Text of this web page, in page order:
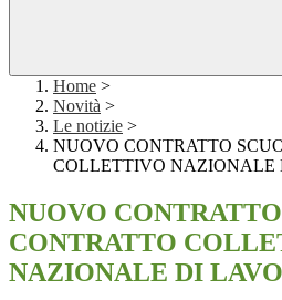
Home >
Novità >
Le notizie >
NUOVO CONTRATTO
COLLETTIVO NAZIONALE
NUOVO
CONTRATTO
NAZIONALE DI